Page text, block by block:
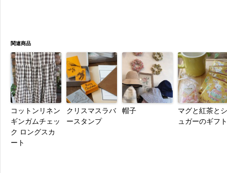
関連商品
コットンリネン
ギンガムチェッ
ク ロングスカ
ート
クリスマスラバ
ースタンプ
帽子
マグと紅茶とシ
ュガーのギフト